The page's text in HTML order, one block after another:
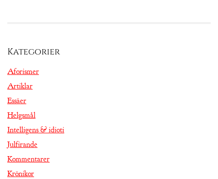
Kategorier
Aforismer
Artiklar
Essäer
Helgsmål
Intelligens & idioti
Julfirande
Kommentarer
Krönikor